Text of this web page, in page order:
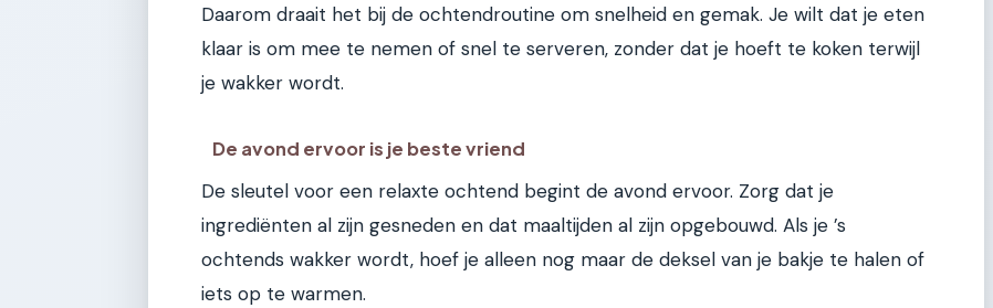
Daarom draait het bij de ochtendroutine om snelheid en gemak. Je wilt dat je eten
klaar is om mee te nemen of snel te serveren, zonder dat je hoeft te koken terwijl
je wakker wordt.
De avond ervoor is je beste vriend
De sleutel voor een relaxte ochtend begint de avond ervoor. Zorg dat je
ingrediënten al zijn gesneden en dat maaltijden al zijn opgebouwd. Als je ’s
ochtends wakker wordt, hoef je alleen nog maar de deksel van je bakje te halen of
iets op te warmen.